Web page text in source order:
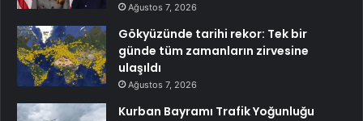
Ağustos 7, 2026
Gökyüzünde tarihi rekor: Tek bir
günde tüm zamanların zirvesine
ulaşıldı
Ağustos 7, 2026
Kurban Bayramı Trafik Yoğunluğu